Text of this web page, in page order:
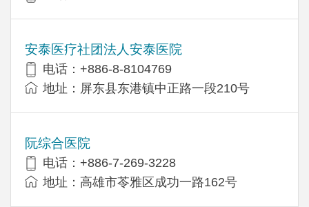
安泰医疗社团法人安泰医院
电话：+886-8-8104769
地址：屏东县东港镇中正路一段210号
阮综合医院
电话：+886-7-269-3228
地址：高雄市苓雅区成功一路162号